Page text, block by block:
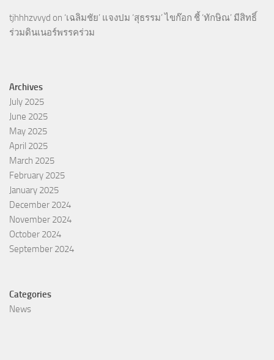
tjhhhzvvyd on ‘เฉลิมชัย’ แจงปม ‘สุธรรม’ ไขก๊อก ชี้ ‘ทักษิณ’ มีสิทธิ์
ร่วมดินเนอร์พรรคร่วม
Archives
July 2025
June 2025
May 2025
April 2025
March 2025
February 2025
January 2025
December 2024
November 2024
October 2024
September 2024
Categories
News